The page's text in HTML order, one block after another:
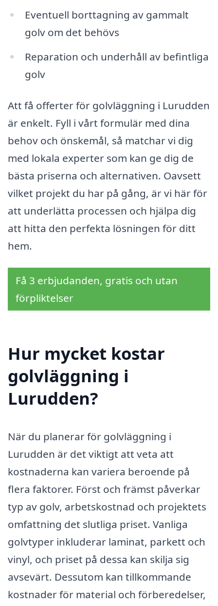
Eventuell borttagning av gammalt
golv om det behövs
Reparation och underhåll av befintliga
golv
Att få offerter för golvläggning i Lurudden
är enkelt. Fyll i vårt formulär med dina
behov och önskemål, så matchar vi dig
med lokala experter som kan ge dig de
bästa priserna och alternativen. Oavsett
vilket projekt du har på gång, är vi här för
att underlätta processen och hjälpa dig
att hitta den perfekta lösningen för ditt
hem.
Få 3 erbjudanden, gratis och utan
förpliktelser
Hur mycket kostar
golvläggning i
Lurudden?
När du planerar för golvläggning i
Lurudden är det viktigt att veta att
kostnaderna kan variera beroende på
flera faktorer. Först och främst påverkar
typ av golv, arbetskostnad och projektets
omfattning det slutliga priset. Vanliga
golvtyper inkluderar laminat, parkett och
vinyl, och priset på dessa kan skilja sig
avsevärt. Dessutom kan tillkommande
kostnader för material och förberedelser,